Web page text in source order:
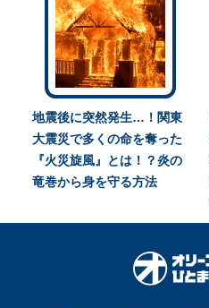
地震後に突然発生…！関東
大震災で多くの命を奪った
『火災旋風』とは！？炎の
竜巻から身を守る方法